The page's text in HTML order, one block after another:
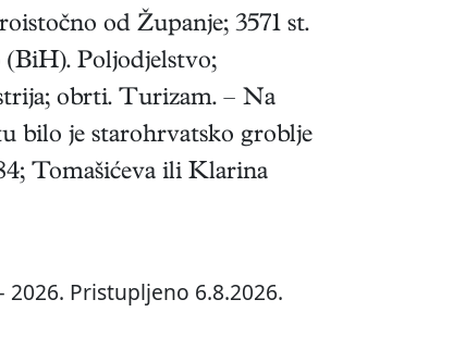
od Županje; 3571 st.
Poljodjelstvo;
obrti. Turizam. – Na
bilo je starohrvatsko groblje
Tomašićeva ili Klarina
2026. Pristupljeno 6.8.2026.